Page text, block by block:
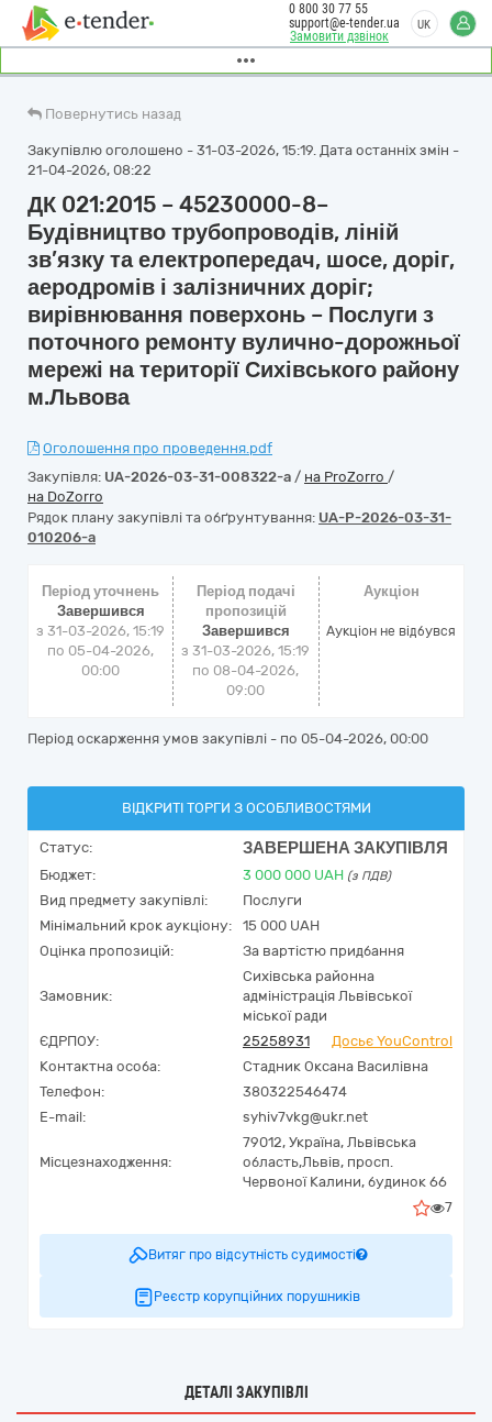
Замовити дзвінок
0 800 30 77 55
support@e-tender.ua
UK
Повернутись назад
Закупівлю оголошено - 31-03-2026, 15:19. Дата останніх змін -
21-04-2026, 08:22
ДК 021:2015 – 45230000-8–
Будівництво трубопроводів, ліній
зв’язку та електропередач, шосе, доріг,
аеродромів і залізничних доріг;
вирівнювання поверхонь – Послуги з
поточного ремонту вулично-дорожньої
мережі на території Сихівського району
м.Львова
Оголошення про проведення.pdf
Закупівля: UA-2026-03-31-008322-a / на ProZorro /
на DoZorro
Рядок плану закупівлі та обґрунтування: UA-P-2026-03-31-
010206-a
Період уточнень
Завершився
з 31-03-2026, 15:19
по 05-04-2026,
00:00
Період подачі
пропозицій
Завершився
з 31-03-2026, 15:19
по 08-04-2026,
09:00
Аукціон
Аукціон не відбувся
Період оскарження умов закупівлі - по 05-04-2026, 00:00
ВІДКРИТІ ТОРГИ З ОСОБЛИВОСТЯМИ
Статус: ЗАВЕРШЕНА ЗАКУПІВЛЯ
Бюджет: 3 000 000 UAH (з ПДВ)
Вид предмету закупівлі:
Послуги
Мінімальний крок аукціону:
15 000 UAH
Оцінка пропозицій:
За вартістю придбання
Замовник:
Сихівська районна
адміністрація Львівської
міської ради
ЄДРПОУ:
25258931
Досьє YouControl
Контактна особа:
Стадник Оксана Василівна
Телефон:
380322546474
E-mail:
syhiv7vkg@ukr.net
Місцезнаходження:
79012, Україна, Львівська
область,Львів, просп.
Червоної Калини, будинок 66
7
Витяг про відсутність судимості
Реєстр корупційних порушників
ДЕТАЛІ ЗАКУПІВЛІ